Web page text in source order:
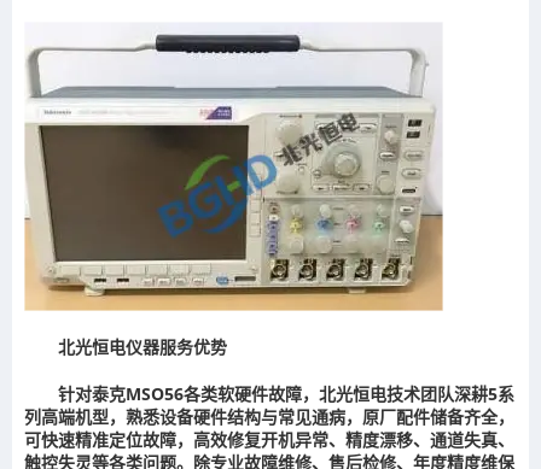
北光恒电仪器服务优势
针对泰克MSO56各类软硬件故障，北光恒电技术团队深耕5系
列高端机型，熟悉设备硬件结构与常见通病，原厂配件储备齐全，
可快速精准定位故障，高效修复开机异常、精度漂移、通道失真、
触控失灵等各类问题。除专业故障维修、售后检修、年度精度维保